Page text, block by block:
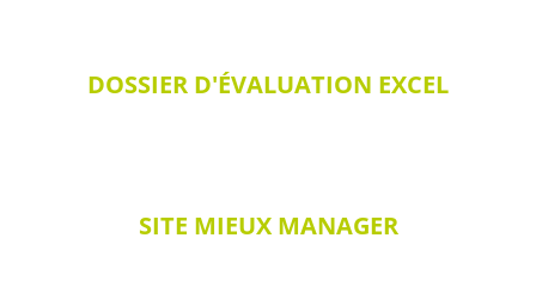
DOSSIER D'ÉVALUATION EXCEL
SITE MIEUX MANAGER